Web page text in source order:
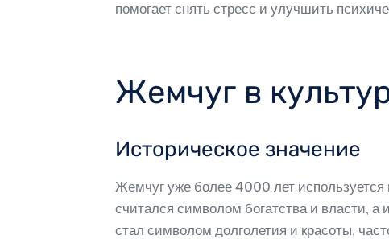
помогает снять стресс и улучшить
Жемчуг в
Историческое значение
Жемчуг уже более 4000 лет
считался символом богатства и власти,
стал символом долголетия и красоты,